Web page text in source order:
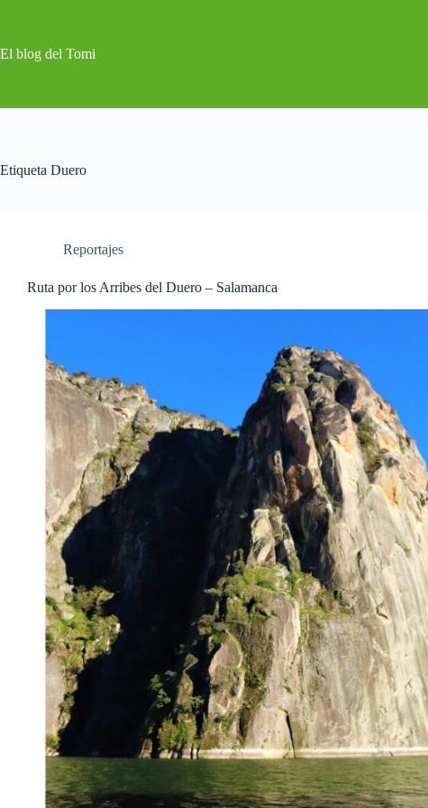
El blog del Tomi
Etiqueta Duero
Reportajes
Ruta por los Arribes del Duero – Salamanca